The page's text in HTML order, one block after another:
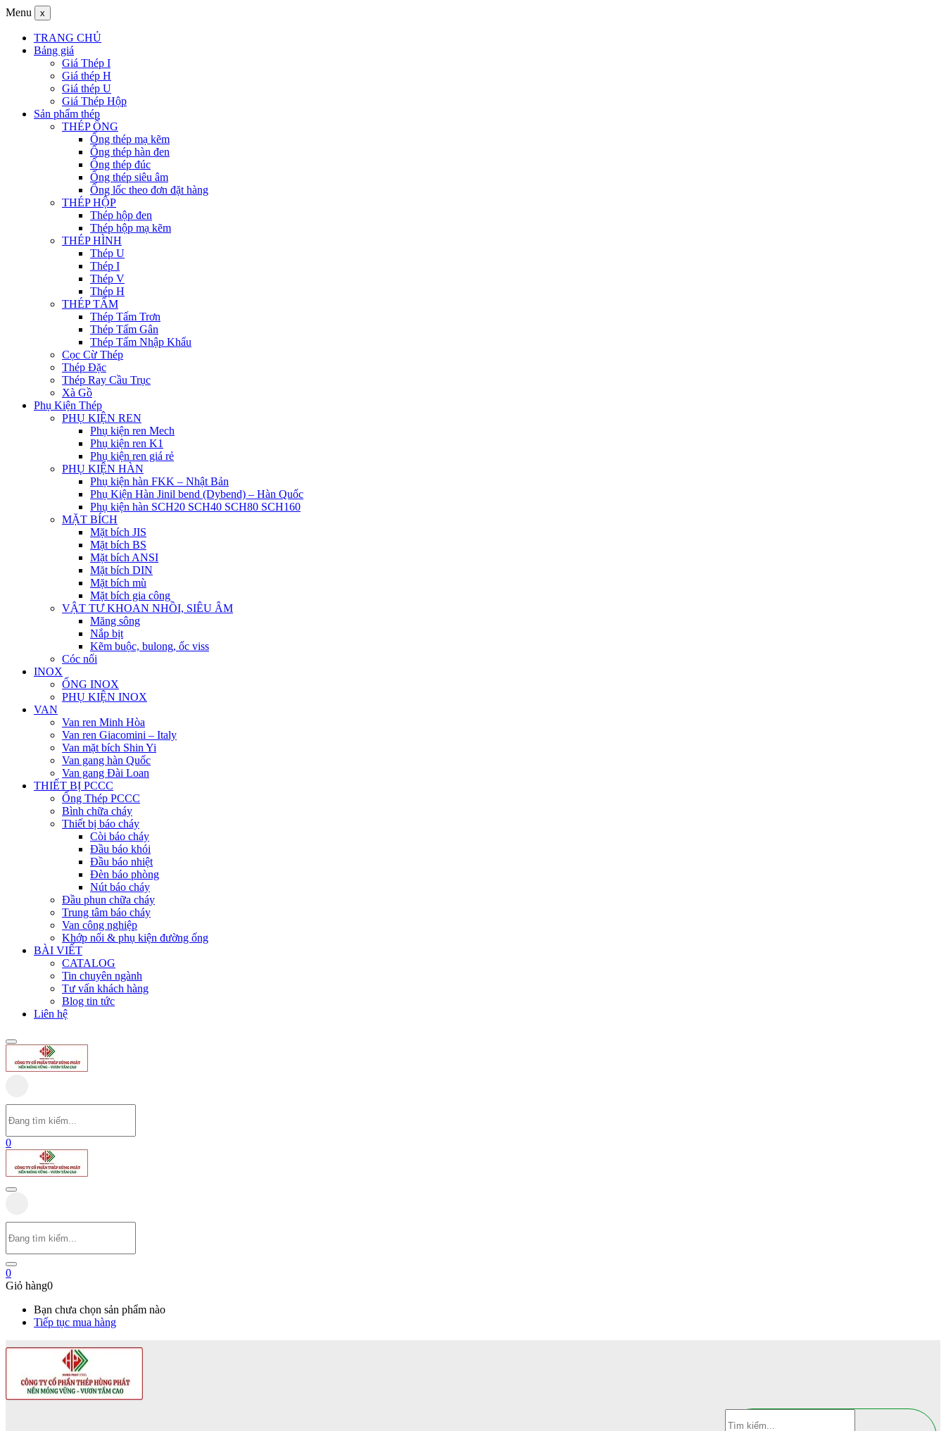
Menu x
TRANG CHỦ
Bảng giá
Giá Thép I
Giá thép H
Giá thép U
Giá Thép Hộp
Sản phẩm thép
THÉP ỐNG
Ống thép mạ kẽm
Ống thép hàn đen
Ống thép đúc
Ống thép siêu âm
Ống lốc theo đơn đặt hàng
THÉP HỘP
Thép hộp đen
Thép hộp mạ kẽm
THÉP HÌNH
Thép U
Thép I
Thép V
Thép H
THÉP TẤM
Thép Tấm Trơn
Thép Tấm Gân
Thép Tấm Nhập Khẩu
Cọc Cừ Thép
Thép Đặc
Thép Ray Cầu Trục
Xà Gồ
Phụ Kiện Thép
PHỤ KIỆN REN
Phụ kiện ren Mech
Phụ kiện ren K1
Phụ kiện ren giá rẻ
PHỤ KIỆN HÀN
Phụ kiện hàn FKK – Nhật Bản
Phụ Kiện Hàn Jinil bend (Dybend) – Hàn Quốc
Phụ kiện hàn SCH20 SCH40 SCH80 SCH160
MẶT BÍCH
Mặt bích JIS
Mặt bích BS
Mặt bích ANSI
Mặt bích DIN
Mặt bích mù
Mặt bích gia công
VẬT TƯ KHOAN NHỒI, SIÊU ÂM
Măng sông
Nắp bịt
Kẽm buộc, bulong, ốc viss
Cóc nối
INOX
ỐNG INOX
PHỤ KIỆN INOX
VAN
Van ren Minh Hòa
Van ren Giacomini – Italy
Van mặt bích Shin Yi
Van gang hàn Quốc
Van gang Đài Loan
THIẾT BỊ PCCC
Ống Thép PCCC
Bình chữa cháy
Thiết bị báo cháy
Còi báo cháy
Đầu báo khói
Đầu báo nhiệt
Đèn báo phòng
Nút báo cháy
Đầu phun chữa cháy
Trung tâm báo cháy
Van công nghiệp
Khớp nối & phụ kiện đường ống
BÀI VIẾT
CATALOG
Tin chuyên ngành
Tư vấn khách hàng
Blog tin tức
Liên hệ
0
0
Giỏ hàng0
Bạn chưa chọn sản phẩm nào
Tiếp tục mua hàng